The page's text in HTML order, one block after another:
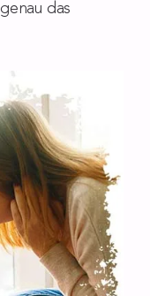
genau das